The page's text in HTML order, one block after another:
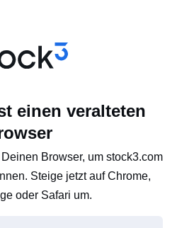
einen veralteten
Browser, um stock3.com
Steige jetzt auf Chrome,
oder Safari um.